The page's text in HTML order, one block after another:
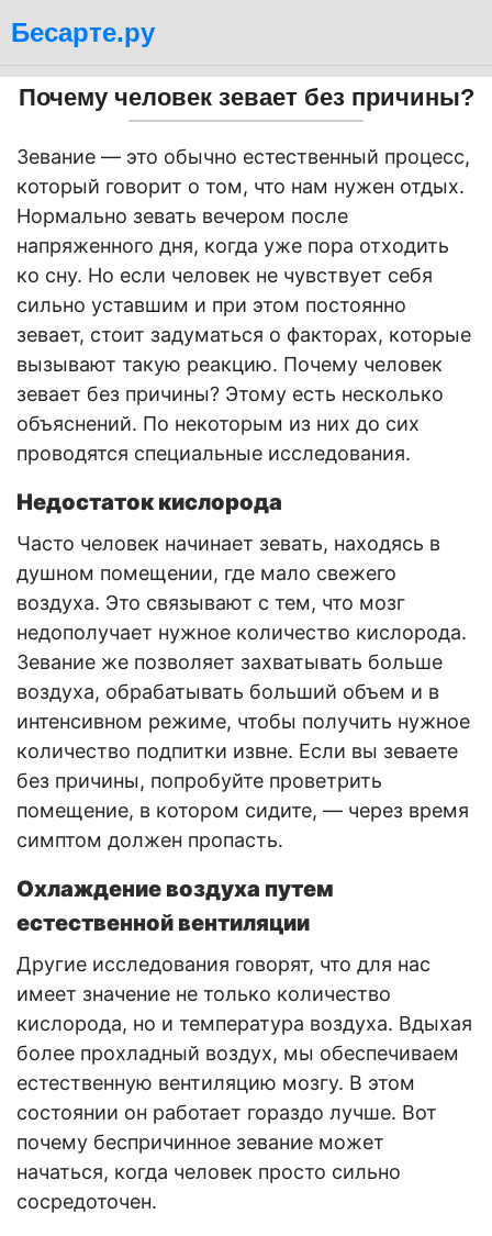
Бесарте.ру
Почему человек зевает без причины?
Зевание — это обычно естественный процесс,
который говорит о том, что нам нужен отдых.
Нормально зевать вечером после
напряженного дня, когда уже пора отходить
ко сну. Но если человек не чувствует себя
сильно уставшим и при этом постоянно
зевает, стоит задуматься о факторах, которые
вызывают такую реакцию. Почему человек
зевает без причины? Этому есть несколько
объяснений. По некоторым из них до сих
проводятся специальные исследования.
Недостаток кислорода
Часто человек начинает зевать, находясь в
душном помещении, где мало свежего
воздуха. Это связывают с тем, что мозг
недополучает нужное количество кислорода.
Зевание же позволяет захватывать больше
воздуха, обрабатывать больший объем и в
интенсивном режиме, чтобы получить нужное
количество подпитки извне. Если вы зеваете
без причины, попробуйте проветрить
помещение, в котором сидите, — через время
симптом должен пропасть.
Охлаждение воздуха путем
естественной вентиляции
Другие исследования говорят, что для нас
имеет значение не только количество
кислорода, но и температура воздуха. Вдыхая
более прохладный воздух, мы обеспечиваем
естественную вентиляцию мозгу. В этом
состоянии он работает гораздо лучше. Вот
почему беспричинное зевание может
начаться, когда человек просто сильно
сосредоточен.